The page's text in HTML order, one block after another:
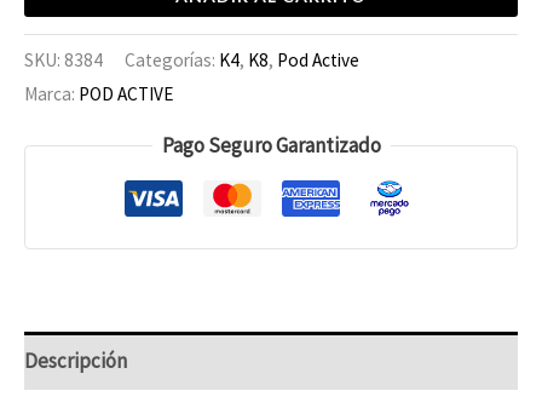
SKU: 8384 Categorías: K4, K8, Pod Active
Marca: POD ACTIVE
Pago Seguro Garantizado
Descripción